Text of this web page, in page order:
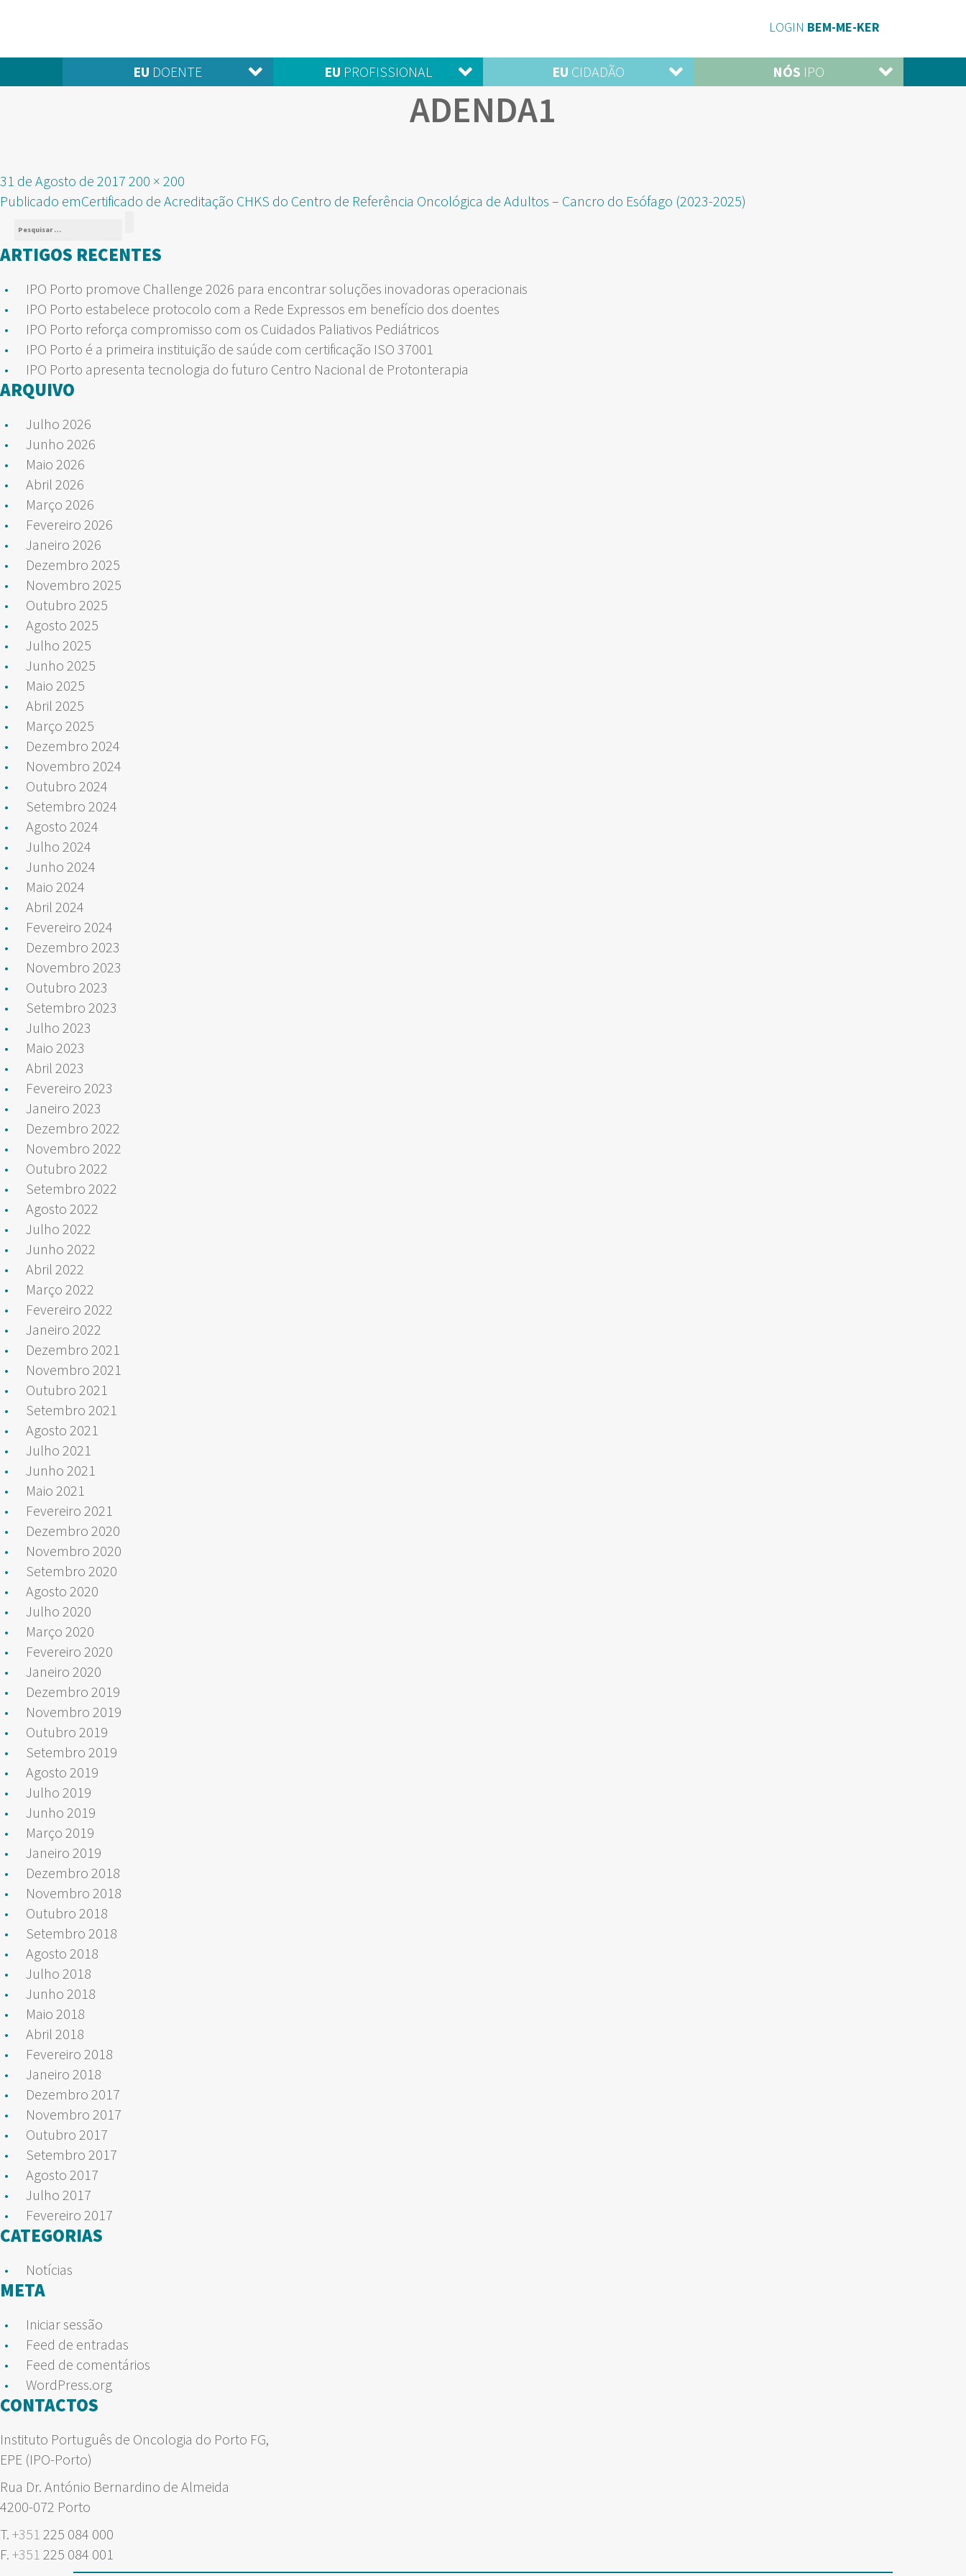
LOGIN BEM-ME-KER
EU DOENTE EU PROFISSIONAL EU CIDADÃO NÓS IPO
ADENDA1
Publicado
em
31 de Agosto de 2017 Tamanho
real
200 × 200
NAVEGAÇÃO
DE
ARTIGOS
Publicado emCertificado de Acreditação CHKS do Centro de Referência Oncológica de Adultos – Cancro do Esófago (2023-2025)
Pesquisar
por:
ARTIGOS RECENTES
IPO Porto promove Challenge 2026 para encontrar soluções inovadoras operacionais
IPO Porto estabelece protocolo com a Rede Expressos em benefício dos doentes
IPO Porto reforça compromisso com os Cuidados Paliativos Pediátricos
IPO Porto é a primeira instituição de saúde com certificação ISO 37001
IPO Porto apresenta tecnologia do futuro Centro Nacional de Protonterapia
ARQUIVO
Julho 2026
Junho 2026
Maio 2026
Abril 2026
Março 2026
Fevereiro 2026
Janeiro 2026
Dezembro 2025
Novembro 2025
Outubro 2025
Agosto 2025
Julho 2025
Junho 2025
Maio 2025
Abril 2025
Março 2025
Dezembro 2024
Novembro 2024
Outubro 2024
Setembro 2024
Agosto 2024
Julho 2024
Junho 2024
Maio 2024
Abril 2024
Fevereiro 2024
Dezembro 2023
Novembro 2023
Outubro 2023
Setembro 2023
Julho 2023
Maio 2023
Abril 2023
Fevereiro 2023
Janeiro 2023
Dezembro 2022
Novembro 2022
Outubro 2022
Setembro 2022
Agosto 2022
Julho 2022
Junho 2022
Abril 2022
Março 2022
Fevereiro 2022
Janeiro 2022
Dezembro 2021
Novembro 2021
Outubro 2021
Setembro 2021
Agosto 2021
Julho 2021
Junho 2021
Maio 2021
Fevereiro 2021
Dezembro 2020
Novembro 2020
Setembro 2020
Agosto 2020
Julho 2020
Março 2020
Fevereiro 2020
Janeiro 2020
Dezembro 2019
Novembro 2019
Outubro 2019
Setembro 2019
Agosto 2019
Julho 2019
Junho 2019
Março 2019
Janeiro 2019
Dezembro 2018
Novembro 2018
Outubro 2018
Setembro 2018
Agosto 2018
Julho 2018
Junho 2018
Maio 2018
Abril 2018
Fevereiro 2018
Janeiro 2018
Dezembro 2017
Novembro 2017
Outubro 2017
Setembro 2017
Agosto 2017
Julho 2017
Fevereiro 2017
CATEGORIAS
Notícias
META
Iniciar sessão
Feed de entradas
Feed de comentários
WordPress.org
CONTACTOS
Instituto Português de Oncologia do Porto FG,
EPE (IPO-Porto)
Rua Dr. António Bernardino de Almeida
4200-072 Porto
T. +351 225 084 000
F. +351 225 084 001